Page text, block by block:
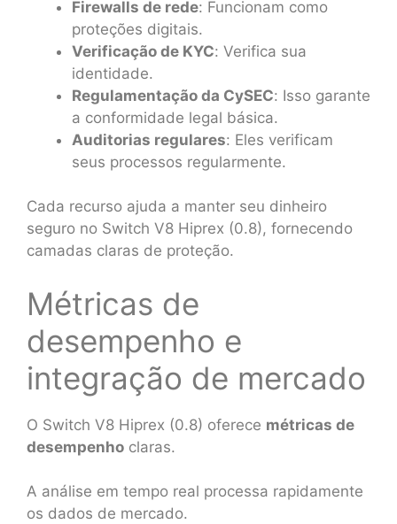
Firewalls de rede: Funcionam como
proteções digitais.
Verificação de KYC: Verifica sua
identidade.
Regulamentação da CySEC: Isso garante
a conformidade legal básica.
Auditorias regulares: Eles verificam
seus processos regularmente.
Cada recurso ajuda a manter seu dinheiro
seguro no Switch V8 Hiprex (0.8), fornecendo
camadas claras de proteção.
Métricas de
desempenho e
integração de mercado
O Switch V8 Hiprex (0.8) oferece métricas de
desempenho claras.
A análise em tempo real processa rapidamente
os dados de mercado.